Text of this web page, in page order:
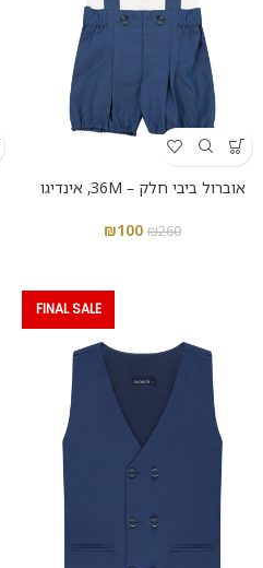
אוברול ביבי חלק – 36M, אינדיגו
₪260
₪100
FINAL SALE